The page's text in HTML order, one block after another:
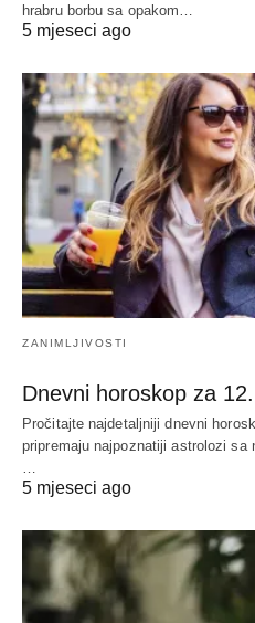
hrabru borbu sa opakom…
5 mjeseci ago
ZANIMLJIVOSTI
Dnevni horoskop za
Pročitajte najdetaljniji dnevni
pripremaju najpoznatiji astrolozi sa
…
5 mjeseci ago